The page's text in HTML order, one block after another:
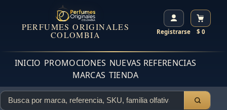
PERFUMES ORIGINALES
COLOMBIA Registrarse $ 0
INICIO PROMOCIONES NUEVAS REFERENCIAS
MARCAS TIENDA